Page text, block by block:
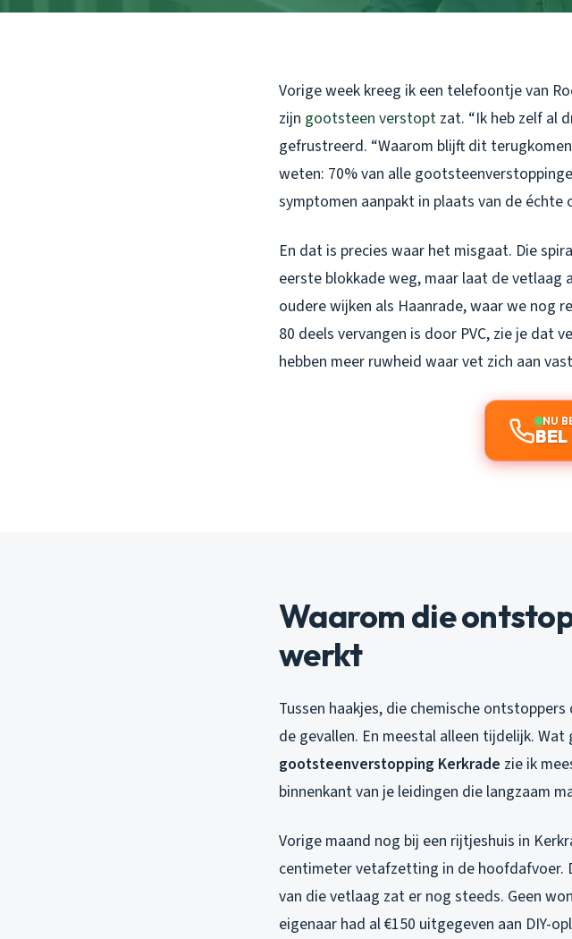
Vorige week kreeg ik een telefoontje van
zijn gootsteen verstopt zat. “Ik heb zelf al
gefrustreerd. “Waarom blijft dit
weten: 70% van alle
symptomen aanpakt in plaats van de échte
En dat is precies waar het misgaat. Die
eerste blokkade weg, maar laat de
oudere wijken als Haanrade, waar we nog
80 deels vervangen is door PVC, zie je dat
hebben meer ruwheid waar vet zich aan
NU
Waarom die
werkt
Tussen haakjes, die chemische
de gevallen. En meestal alleen tijdelijk.
gootsteenverstopping Kerkrade zie ik
binnenkant van je leidingen die langzaam
Vorige maand nog bij een rijtjeshuis in
centimeter vetafzetting in de hoofdafvoer.
van die vetlaag zat er nog steeds. Geen
eigenaar had al €150 uitgegeven aan DIY-